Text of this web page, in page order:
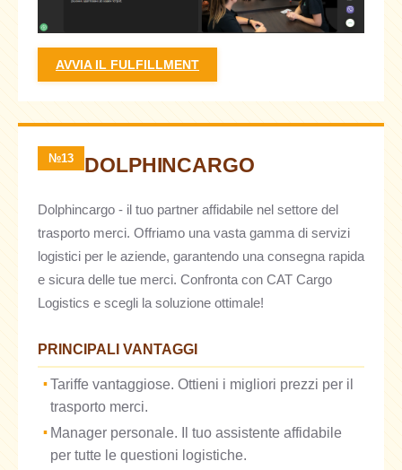
AVVIA IL FULFILLMENT
№13 DOLPHINCARGO
Dolphincargo - il tuo partner affidabile nel settore del
trasporto merci. Offriamo una vasta gamma di servizi
logistici per le aziende, garantendo una consegna rapida
e sicura delle tue merci. Confronta con CAT Cargo
Logistics e scegli la soluzione ottimale!
PRINCIPALI VANTAGGI
Tariffe vantaggiose. Ottieni i migliori prezzi per il
trasporto merci.
Manager personale. Il tuo assistente affidabile
per tutte le questioni logistiche.